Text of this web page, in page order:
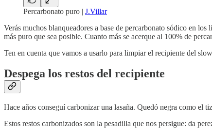
Percarbonato puro | J.Villar
Verás muchos blanqueadores a base de percarbonato sódico en
más puro que sea posible. Cuanto más se acerque al 100% de
Ten en cuenta que vamos a usarlo para limpiar el recipiente del
Despega los restos del recipiente
Hace años conseguí carbonizar una lasaña. Quedó negra como el
Estos restos carbonizados son la pesadilla que nos persigue: da